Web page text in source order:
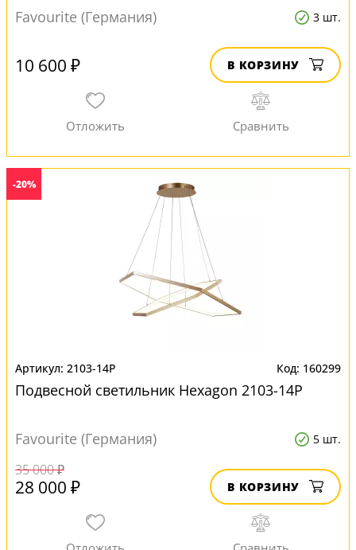
Favourite (Германия) 3 шт.
10 600 ₽ В КОРЗИНУ
-20%
2103-14P 160299
Подвесной светильник Hexagon 2103-14P
Favourite (Германия) 5 шт.
35 000 ₽
28 000 ₽ В КОРЗИНУ